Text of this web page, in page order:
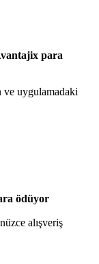
para
ve uygulamadaki
ödüyor
alışveriş